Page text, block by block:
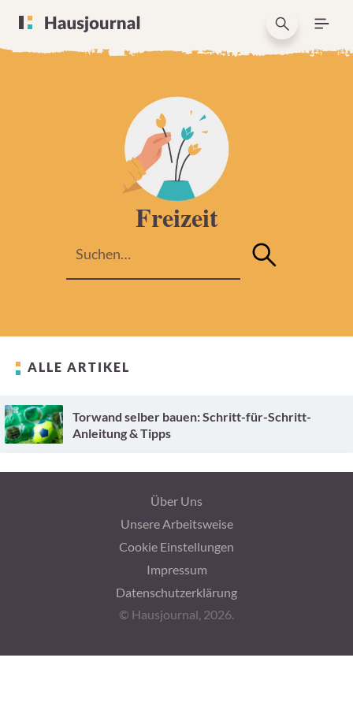
Freizeit
ALLE ARTIKEL
Torwand selber bauen: Schritt-für-Schritt-
Anleitung & Tipps
Über Uns
Unsere Arbeitsweise
Cookie Einstellungen
Impressum
Datenschutzerklärung
© Hausjournal, 2026.